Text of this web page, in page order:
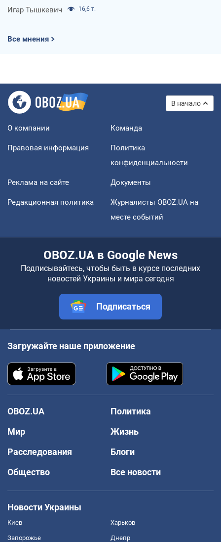
Игар Тышкевич 16,6 т.
Все мнения
В начало
О компании Команда
Правовая информация
Политика
конфиденциальности
Реклама на сайте Документы
Редакционная политика
Журналисты OBOZ.UA на
месте событий
OBOZ.UA в Google News
Подписывайтесь, чтобы быть в курсе последних
новостей Украины и мира сегодня
Подписаться
Загружайте наше приложение
OBOZ.UA
Политика
Мир
Жизнь
Расследования
Блоги
Общество
Все новости
Новости Украины
Киев Харьков
Запорожье Днепр